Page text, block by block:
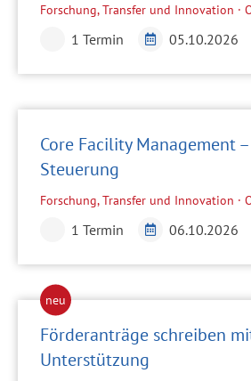
Forschung, Transfer und Innovation ·
1 Termin 05.10.2026
Core Facility Management
Steuerung
Forschung, Transfer und Innovation ·
1 Termin 06.10.2026
Förderanträge schreiben
Unterstützung